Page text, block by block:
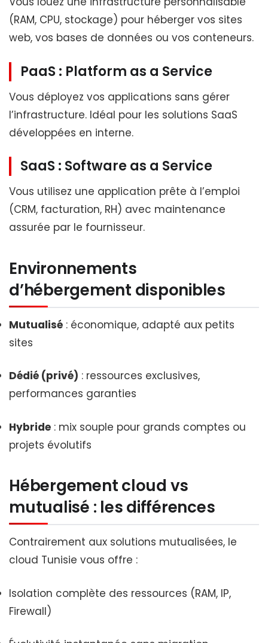
(RAM, CPU, stockage) pour héberger vos sites
web, vos bases de données ou vos conteneurs.
PaaS : Platform as a Service
Vous déployez vos applications sans gérer
l’infrastructure. Idéal pour les solutions SaaS
développées en interne.
SaaS : Software as a Service
Vous utilisez une application prête à l’emploi
(CRM, facturation, RH) avec maintenance
assurée par le fournisseur.
Environnements
d’hébergement disponibles
Mutualisé : économique, adapté aux petits
sites
Dédié (privé) : ressources exclusives,
performances garanties
Hybride : mix souple pour grands comptes ou
projets évolutifs
Hébergement cloud vs
mutualisé : les différences
Contrairement aux solutions mutualisées, le
cloud Tunisie vous offre :
Isolation complète des ressources (RAM, IP,
Firewall)